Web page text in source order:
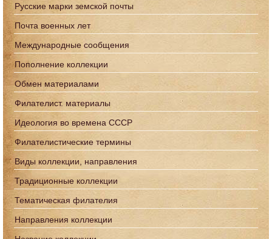
Русские марки земской почты
Почта военных лет
Международные сообщения
Пополнение коллекции
Обмен материалами
Филателист. материалы
Идеология во времена СССР
Филателистические термины
Виды коллекции, направления
Традиционные коллекции
Тематическая филателия
Направления коллекции